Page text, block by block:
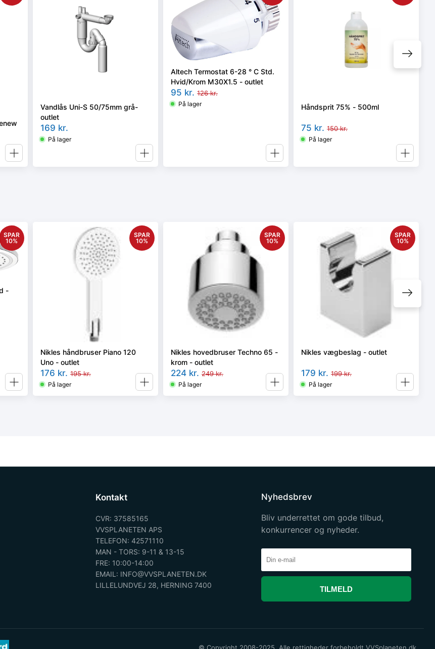
Vandlås Uni-S 50/75mm grå-
outlet
169 kr.
På lager
Altech Termostat 6-28 ° C Std.
Hvid/Krom M30X1.5 - outlet
95 kr. 126kr.
På lager Håndsprit 75% - 500ml
75 kr. 150kr.
På lager
SPAR
10%
-
SPAR
10%
Nikles håndbruser Piano 120
Uno - outlet
176 kr. 195kr.
På lager
SPAR
10%
Nikles hovedbruser Techno 65 -
krom - outlet
224 kr. 249kr.
På lager
SPAR
10%
Nikles vægbeslag - outlet
179 kr. 199kr.
På lager
Kontakt
CVR: 37585165
VVSPLANETEN APS
TELEFON: 42571110
MAN - TORS: 9-11 & 13-15
FRE: 10:00-14:00
EMAIL: INFO@VVSPLANETEN.DK
LILLELUNDVEJ 28, HERNING 7400
Nyhedsbrev
Bliv underrettet om gode tilbud,
konkurrencer og nyheder.
TILMELD